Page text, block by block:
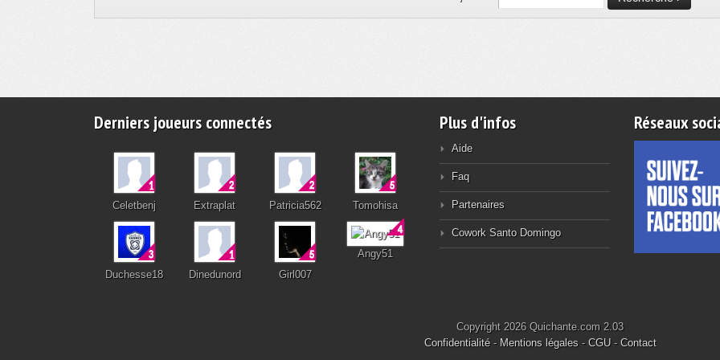
Derniers joueurs connectés
Celetbenj Extraplat Patricia562 Tomohisa
Duchesse18 Dinedunord Girl007
Angy51
Plus d'infos
Aide
Faq
Partenaires
Cowork Santo Domingo
Réseaux
Copyright 2026 Quichante.com 2.03
Confidentialité- Mentions légales- CGU- Contact